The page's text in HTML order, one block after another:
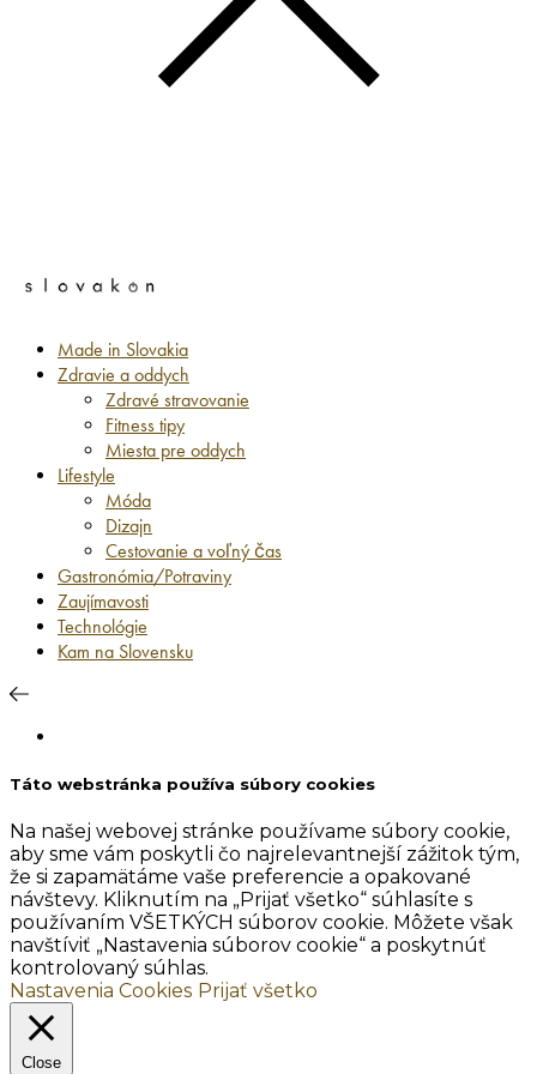
Made in Slovakia
Zdravie a oddych
Zdravé stravovanie
Fitness tipy
Miesta pre oddych
Lifestyle
Móda
Dizajn
Cestovanie a voľný čas
Gastronómia/Potraviny
Zaujímavosti
Technológie
Kam na Slovensku
Táto webstránka používa súbory cookies
Na našej webovej stránke používame súbory cookie,
aby sme vám poskytli čo najrelevantnejší zážitok tým,
že si zapamätáme vaše preferencie a opakované
návštevy. Kliknutím na „Prijať všetko“ súhlasíte s
používaním VŠETKÝCH súborov cookie. Môžete však
navštíviť „Nastavenia súborov cookie“ a poskytnúť
kontrolovaný súhlas.
Nastavenia Cookies Prijať všetko
Close